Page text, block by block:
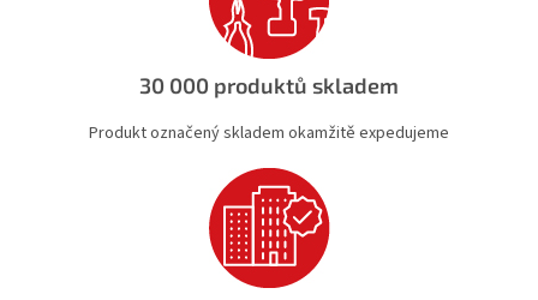
30 000 produktů skladem
Produkt označený skladem okamžitě expedujeme